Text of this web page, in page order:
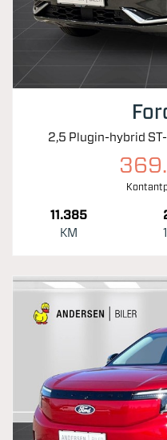
2,5 Plugin-hybrid
11.385
KM